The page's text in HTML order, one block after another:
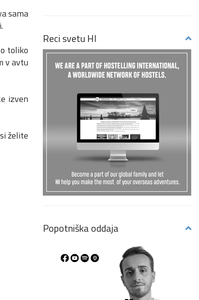
sama
toliko
v avtu
izven
želite
Reci svetu HI
Popotniška oddaja